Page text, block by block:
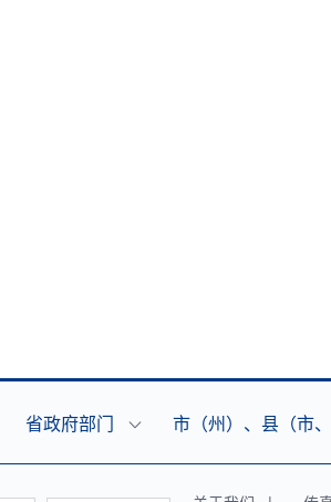
省政府部门 市（州）、县（市